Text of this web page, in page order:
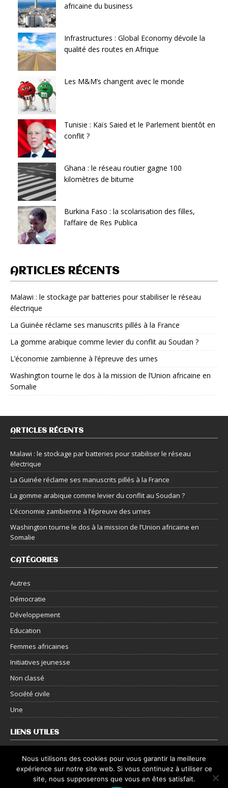
africaine du business
Infrastructures : Global Economy dévoile la
qualité des routes en Afrique
Les M&M’s changent avec le monde
Tunisie : Kaïs Saied et le Parlement bientôt en
conflit ?
Ghana : le réseau routier gagne 100
kilomètres de bitume
Burkina Faso : la scolarisation des filles,
l’affaire de Res Publica
ARTICLES RÉCENTS
Malawi : le stockage par batteries pour stabiliser le réseau
électrique
La Guinée réclame ses manuscrits pillés à la France
La gomme arabique comme levier du conflit au Soudan ?
L’économie zambienne à l’épreuve des urnes
Washington tourne le dos à la mission de l’Union africaine en
Somalie
ARTICLES RÉCENTS
Malawi : le stockage par batteries pour stabiliser le réseau
électrique
La Guinée réclame ses manuscrits pillés à la France
La gomme arabique comme levier du conflit au Soudan ?
L’économie zambienne à l’épreuve des urnes
Washington tourne le dos à la mission de l’Union africaine en
Somalie
CATÉGORIES
Autres
Démocratie
Développement
Education
Femmes africaines
Initiatives jeunesse
Non classé
Société civile
Une
LIENS UTILES
Nous contacter
Mentions légales
Nous utilisons des cookies pour vous garantir la meilleure
expérience sur notre site web. Si vous continuez à utiliser ce
site, nous supposerons que vous en êtes satisfait.